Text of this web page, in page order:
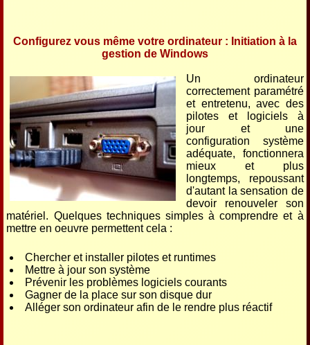
Configurez vous même votre ordinateur : Initiation à la
gestion de Windows
Un ordinateur
correctement paramétré
et entretenu, avec des
pilotes et logiciels à
jour et une
configuration système
adéquate, fonctionnera
mieux et plus
longtemps, repoussant
d'autant la sensation de
devoir renouveler son
matériel. Quelques techniques simples à comprendre et à
mettre en oeuvre permettent cela :
Chercher et installer pilotes et runtimes
Mettre à jour son système
Prévenir les problèmes logiciels courants
Gagner de la place sur son disque dur
Alléger son ordinateur afin de le rendre plus réactif